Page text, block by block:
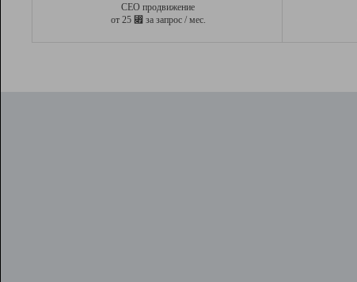
СЕО продвижение
от 25 ⃏ за запрос / мес.